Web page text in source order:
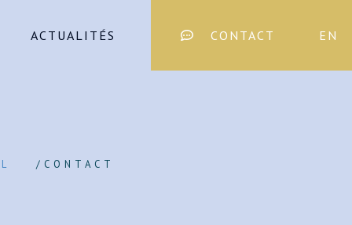
ACTUALITÉS CONTACT EN
/ CONTACT